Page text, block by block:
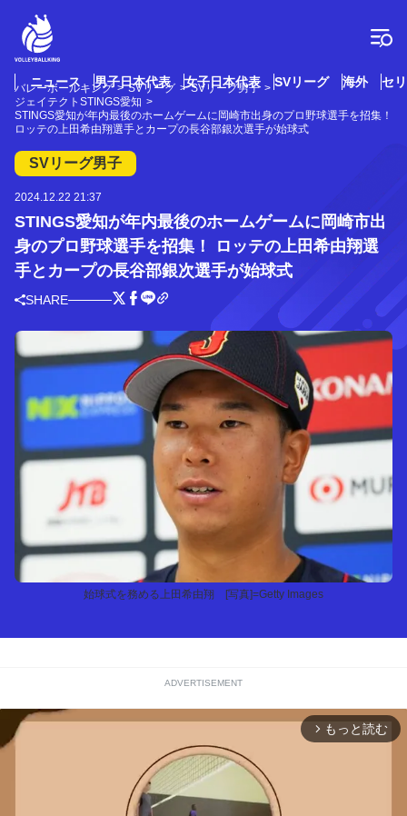
ニュース 男子日本代表 女子日本代表 SVリーグ 海外 セ
バレーボールキング SVリーグ
SVリーグ男子
ジェイテクトSTINGS愛知
STINGS愛知が年内最後のホームゲームに岡崎市出身のプロ野球選手を招集！
ロッテの上田希由翔選手とカープの長谷部銀次選手が始球式
SVリーグ男子
2024.12.22 21:37
STINGS愛知が年内最後のホームゲームに岡崎市出
身のプロ野球選手を招集！ ロッテの上田希由翔選
手とカープの長谷部銀次選手が始球式
SHARE
始球式を務める上田希由翔 [写真]=Getty Images
ADVERTISEMENT
arrow_forward_ios もっと読む